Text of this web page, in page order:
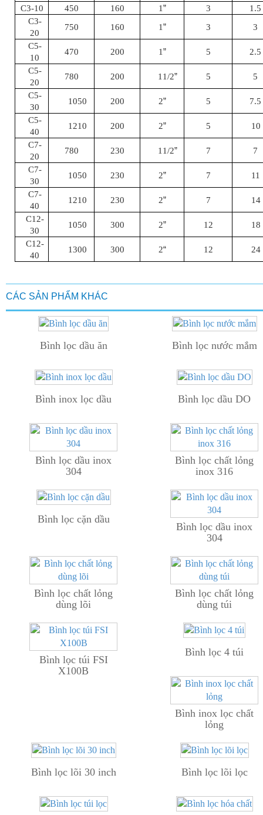
C3-10 450 160 1” 3 1 .5
C3-
20
750 160 1” 3
3
C5-
10
470 200 1” 5 2.5
C5-
20
780 200 11/2” 5
5
C5-
30
1050 200 2” 5 7.5
C5-
40
1210 200 2” 5
10
C7-
20
780 230 11/2” 7 7
C7-
30
1050 230 2” 7
11
C7-
40
1210 230 2” 7
14
C12-
30
1050 300 2” 12
18
C12-
40
1300 300 2“ 12 24
CÁC SẢN PHẨM KHÁC
Bình lọc dầu ăn Bình lọc nước mắm
Bình inox lọc dầu Bình lọc dầu DO
Bình lọc dầu inox
304
Bình lọc chất lỏng
inox 316
Bình lọc cặn dầu
Bình lọc dầu inox
304
Bình lọc chất lỏng
dùng lõi
Bình lọc chất lỏng
dùng túi
Bình lọc túi FSI
X100B
Bình lọc 4 túi
Bình inox lọc chất
lỏng
Bình lọc lõi 30 inch Bình lọc lõi lọc